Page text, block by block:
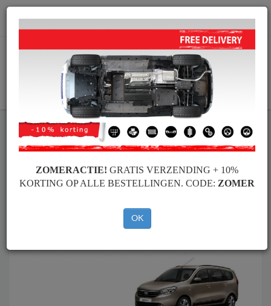
info@motorbeschermplaat.com
WINKELWAGEN
Motor Beschermplaat Motor Beschermplaat Dacia
Motor Beschermplaat
Merken
Terug naar de catalogus
ZOMERACTIE! GRATIS VERZENDING + 10%
KORTING OP ALLE BESTELLINGEN. CODE: ZOMER
OK